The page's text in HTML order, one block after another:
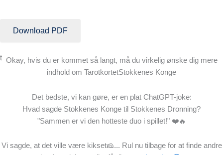
Download PDF
t Okay, hvis du er kommet så langt, må du virkelig ønske dig mere
indhold om TarotkortetStokkenes Konge
Det bedste, vi kan gøre, er en plat ChatGPT-joke:
Hvad sagde Stokkenes Konge til Stokkenes Dronning?
"Sammen er vi den hotteste duo i spillet!" ❤️🔥
Vi sagde, at det ville være kikset🧀... Rul nu tilbage for at finde andre